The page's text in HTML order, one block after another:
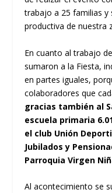
trabajo a 25 familias y
productiva de nuestra
En cuanto al trabajo
sumaron a la Fiesta,
en partes iguales,
colaboradores que
gracias también al
escuela primaria
el club Unión
Jubilados y
Parroquia Virgen
Al acontecimiento se